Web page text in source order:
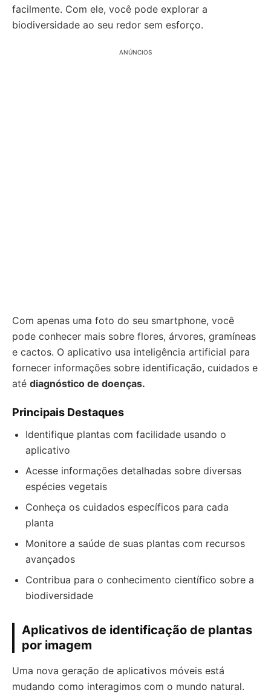
facilmente. Com ele, você pode explorar a
biodiversidade ao seu redor sem esforço.
ANÚNCIOS
Com apenas uma foto do seu smartphone, você
pode conhecer mais sobre flores, árvores, gramíneas
e cactos. O aplicativo usa inteligência artificial para
fornecer informações sobre identificação, cuidados e
até diagnóstico de doenças.
Principais Destaques
Identifique plantas com facilidade usando o
aplicativo
Acesse informações detalhadas sobre diversas
espécies vegetais
Conheça os cuidados específicos para cada
planta
Monitore a saúde de suas plantas com recursos
avançados
Contribua para o conhecimento científico sobre a
biodiversidade
Aplicativos de identificação de plantas
por imagem
Uma nova geração de aplicativos móveis está
mudando como interagimos com o mundo natural.